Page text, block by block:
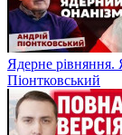
Ядерне
Піонтковський